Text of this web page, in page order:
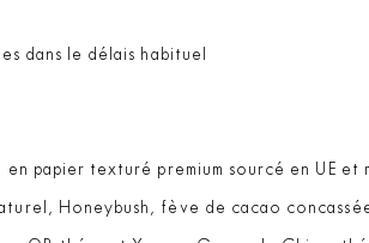
dans le délais habituel
papier texturé premium sourcé en UE
Honeybush, fève de cacao